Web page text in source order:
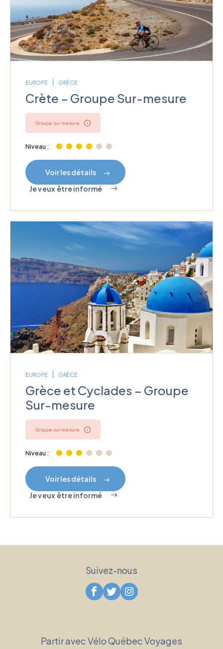
EUROPE GRÈCE
Crète – Groupe Sur-mesure
Groupe sur mesure
Niveau :
Voir les détails
Je veux être informé
EUROPE GRÈCE
Grèce et Cyclades – Groupe
Sur-mesure
Groupe sur mesure
Niveau :
Voir les détails
Je veux être informé
Partir avec Vélo Québec Voyages
Suivez-nous